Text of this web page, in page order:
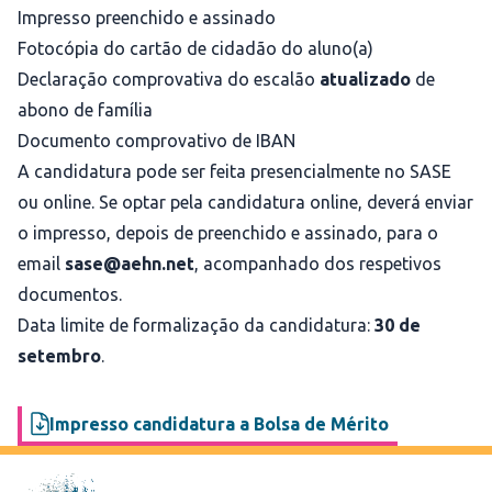
Impresso preenchido e assinado
Fotocópia do cartão de cidadão do aluno(a)
Declaração comprovativa do escalão atualizado de
abono de família
Documento comprovativo de IBAN
A candidatura pode ser feita presencialmente no SASE
ou online. Se optar pela candidatura online, deverá enviar
o impresso, depois de preenchido e assinado, para o
email sase@aehn.net, acompanhado dos respetivos
documentos.
Data limite de formalização da candidatura: 30 de
setembro.
Impresso candidatura a Bolsa de Mérito